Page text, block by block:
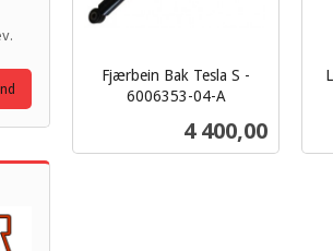
Fjærbein Bak Tesla S -
6006353-04-A
Pris
4 400,00